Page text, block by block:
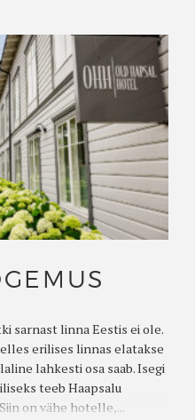
sarnast linna Eestis ei ole.
erilises linnas elatakse
lahkesti osa saab. Isegi
teeb Haapsalu
on vähe hotelle,...